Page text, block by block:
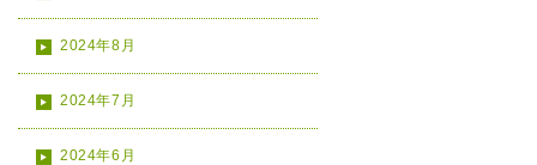
2024年8月
2024年7月
2024年6月